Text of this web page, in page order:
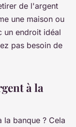
de l'argent
une maison ou
un endroit idéal
pas besoin de
à la
la banque ? Cela